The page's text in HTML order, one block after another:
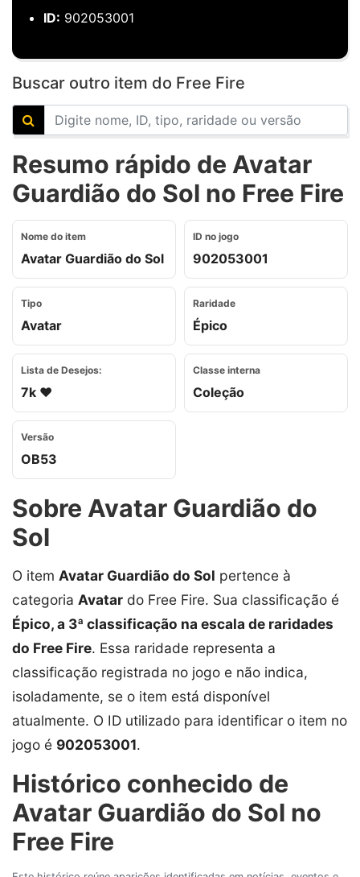
ID: 902053001
Buscar outro item do Free Fire
Resumo rápido de Avatar
Guardião do Sol no Free Fire
Nome do item
Avatar Guardião do Sol
ID no jogo
902053001
Tipo
Avatar
Raridade
Épico
Lista de Desejos:
7k ❤️
Classe interna
Coleção
Versão
OB53
Sobre Avatar Guardião do
Sol
O item Avatar Guardião do Sol pertence à
categoria Avatar do Free Fire. Sua classificação é
Épico, a 3ª classificação na escala de raridades
do Free Fire. Essa raridade representa a
classificação registrada no jogo e não indica,
isoladamente, se o item está disponível
atualmente. O ID utilizado para identificar o item no
jogo é 902053001.
Histórico conhecido de
Avatar Guardião do Sol no
Free Fire